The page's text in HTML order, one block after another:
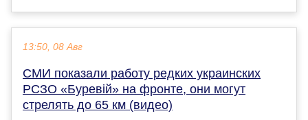
13:50, 08 Авг
СМИ показали работу редких украинских
РСЗО «Буревій» на фронте, они могут
стрелять до 65 км (видео)